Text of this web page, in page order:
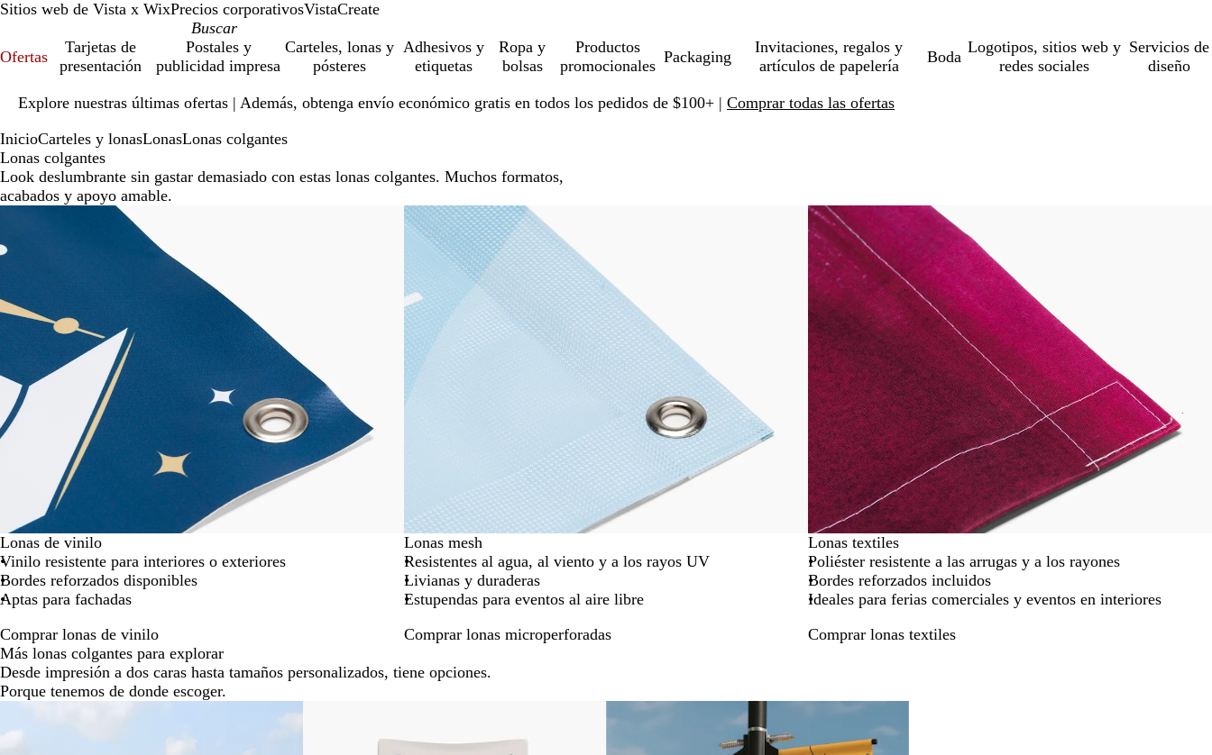
Sitios web de Vista x WixPrecios corporativosVistaCreate
Ofertas
Tarjetas de
presentación
Postales y
publicidad impresa
Carteles, lonas y
pósteres
Adhesivos y
etiquetas
Ropa y
bolsas
Productos
promocionales
Packaging
Invitaciones, regalos y
artículos de papelería
Boda
Logotipos, sitios web y
redes sociales
Servicios de
diseño
Explore nuestras últimas ofertas | Además, obtenga envío económico gratis en todos los pedidos de $100+ | Comprar todas las ofertas
1
InicioCarteles y lonasLonasLonas colgantes
Lonas colgantes
Look deslumbrante sin gastar demasiado con estas lonas colgantes. Muchos formatos,
acabados y apoyo amable.
Nuevo bajo precio
Lonas de vinilo
Vinilo resistente para interiores o exteriores
Bordes reforzados disponibles
Aptas para fachadas
Comprar lonas de vinilo
Nuevo bajo precio
Lonas mesh
Resistentes al agua, al viento y a los rayos UV
Livianas y duraderas
Estupendas para eventos al aire libre
Comprar lonas microperforadas
Nuevo bajo precio
Lonas textiles
Poliéster resistente a las arrugas y a los rayones
Bordes reforzados incluidos
Ideales para ferias comerciales y eventos en interiores
Comprar lonas textiles
Más lonas colgantes para explorar
Desde impresión a dos caras hasta tamaños personalizados, tiene opciones.
Porque tenemos de donde escoger.